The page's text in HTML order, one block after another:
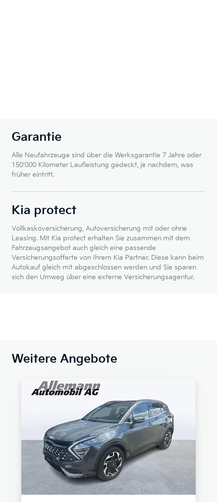
Garantie
Alle Neufahrzeuge sind über die Werksgarantie 7 Jahre oder
150’000 Kilometer Laufleistung gedeckt, je nachdem, was
früher eintritt.
Kia protect
Vollkaskoversicherung, Autoversicherung mit oder ohne
Leasing. Mit Kia protect erhalten Sie zusammen mit dem
Fahrzeugsangebot auch gleich eine passende
Versicherungsofferte von Ihrem Kia Partner. Diese kann beim
Autokauf gleich mit abgeschlossen werden und Sie sparen
sich den Umweg über eine externe Versicherungsagentur.
Weitere Angebote